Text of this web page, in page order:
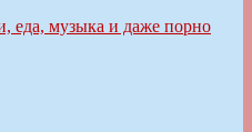
еда, музыка и даже порно